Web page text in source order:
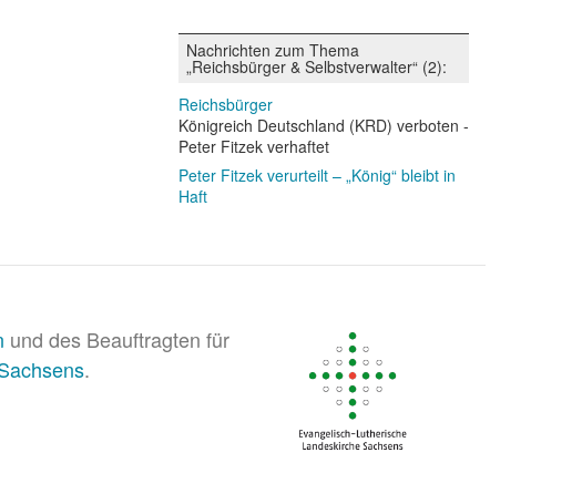
Nachrichten zum Thema
„Reichsbürger & Selbstverwalter“ (2):
Reichsbürger
Königreich Deutschland (KRD) verboten -
Peter Fitzek verhaftet
Peter Fitzek verurteilt – „König“ bleibt in
Haft
und des Beauftragten für
.